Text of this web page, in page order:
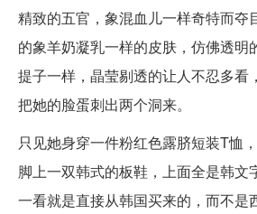
精致的五官，象混血儿一样奇特而夺
的象羊奶凝乳一样的皮肤，仿佛透明
提子一样，晶莹剔透的让人不忍多看
把她的脸蛋刺出两个洞来。
只见她身穿一件粉红色露脐短装T恤
脚上一双韩式的板鞋，上面全是韩
一看就是直接从韩国买来的，而不是